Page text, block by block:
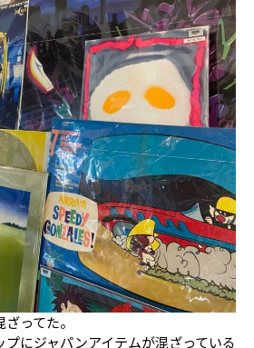
ってた。
にジャパンアイテムが混ざっている